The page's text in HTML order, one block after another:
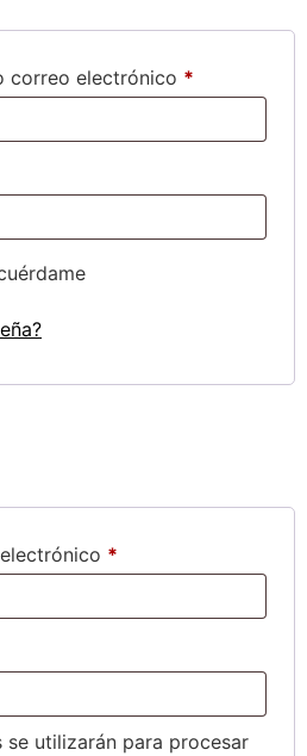
correo electrónico *
*
se utilizarán para procesar